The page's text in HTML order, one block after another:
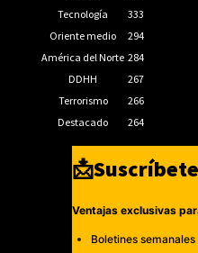
Tecnología
333
Oriente medio
294
América del Norte 284
DDHH
267
Terrorismo
266
Destacado
264
Ventajas exclusivas
Boletines